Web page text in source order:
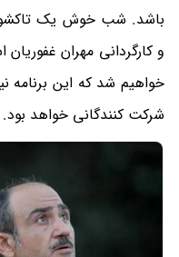
باشد. شب خوش یک تاکشوی
و کارگردانی مهران
خواهیم شد که این برنامه
شرکت کنندگانی خواهد بود.